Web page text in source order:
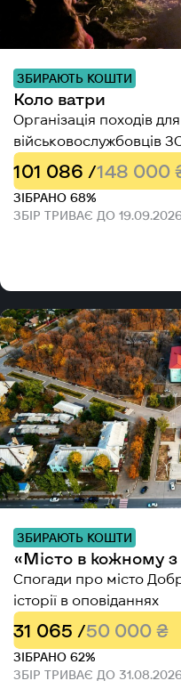
ЗБИРАЮТЬ КОШТИ
Коло ватри
Організація походів
військовослужбовців
101 086 /148 000
ЗІБРАНО 68%
ЗБІР ТРИВАЄ ДО
ЗБИРАЮТЬ КОШТИ
«Місто в кожному з
Спогади про місто
історії в оповіданнях
31 065 /50 000 ₴
ЗІБРАНО 62%
ЗБІР ТРИВАЄ ДО